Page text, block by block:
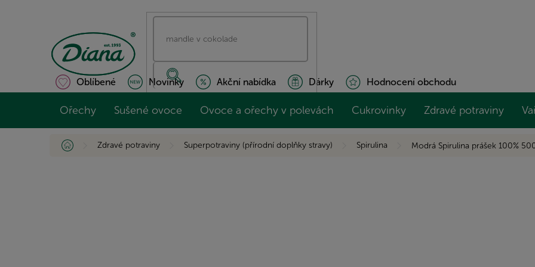
Oblíbené Novinky Akční nabídka Dárky Hodnocení obchodu
Ořechy Sušené ovoce Ovoce a ořechy v polevách Cukrovinky Zdravé potraviny
Domů Zdravé potraviny Superpotraviny (přírodní doplňky stravy) Spirulina Modrá Spirulina prášek 100%